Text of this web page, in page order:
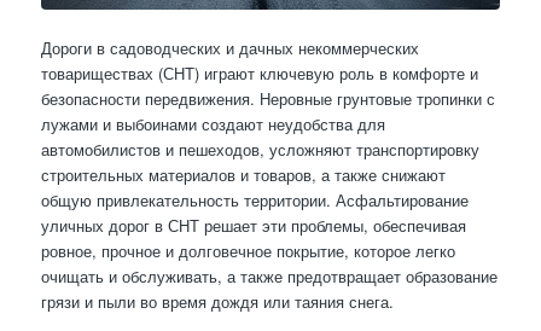
Дороги в садоводческих и дачных некоммерческих
товариществах (СНТ) играют ключевую роль в комфорте и
безопасности передвижения. Неровные грунтовые тропинки с
лужами и выбоинами создают неудобства для
автомобилистов и пешеходов, усложняют транспортировку
строительных материалов и товаров, а также снижают
общую привлекательность территории. Асфальтирование
уличных дорог в СНТ решает эти проблемы, обеспечивая
ровное, прочное и долговечное покрытие, которое легко
очищать и обслуживать, а также предотвращает образование
грязи и пыли во время дождя или таяния снега.